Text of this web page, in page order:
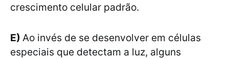
crescimento celular padrão.
E) Ao invés de se desenvolver em células
especiais que detectam a luz, alguns